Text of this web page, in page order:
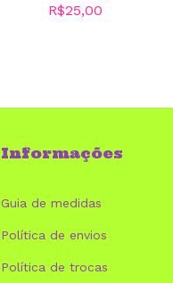
R$25,00
Informações
Guia de medidas
Política de envios
Política de trocas